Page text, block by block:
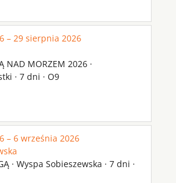
– 29 sierpnia 2026
NAD MORZEM 2026 ·
· 7 dni · O9
– 6 września 2026
· Wyspa Sobieszewska · 7 dni ·